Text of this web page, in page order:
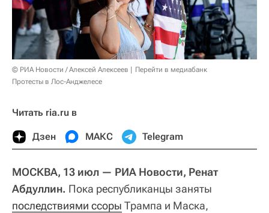
© РИА Новости / Алексей Алексеев
Перейти в медиабанк
Протесты в Лос-Анджелесе
Читать ria.ru в
Дзен МАКС Telegram
МОСКВА, 13 июл — РИА Новости, Ренат
Абдуллин. Пока республиканцы заняты
последствиями ссоры Трампа и Маска,